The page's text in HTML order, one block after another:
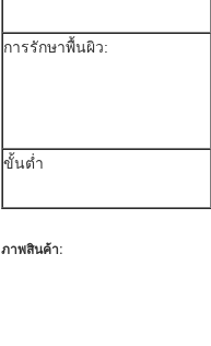
การรักษาพื้นผิว:
ขั้นต่ำ
ภาพสินค้า: